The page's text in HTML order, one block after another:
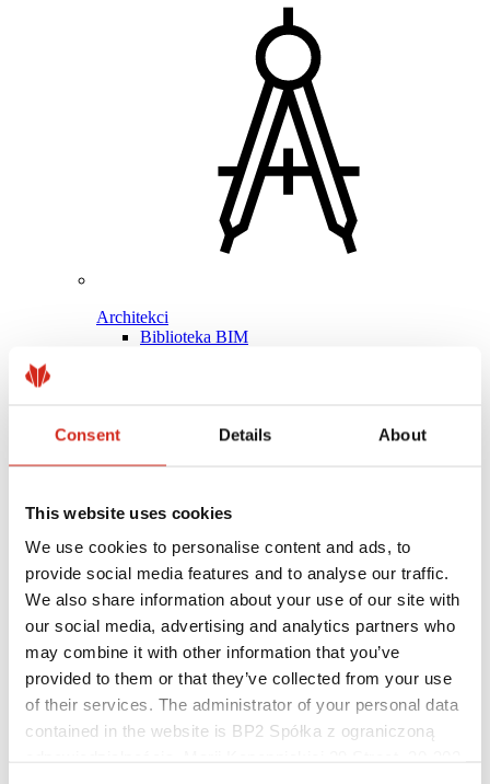
Consent Details About
This website uses cookies
We use cookies to personalise content and ads, to
provide social media features and to analyse our traffic.
We also share information about your use of our site with
our social media, advertising and analytics partners who
may combine it with other information that you’ve
provided to them or that they’ve collected from your use
of their services. The administrator of your personal data
contained in the website is BP2 Spółka z ograniczoną
Architekci
Biblioteka BIM
Pomocne linki